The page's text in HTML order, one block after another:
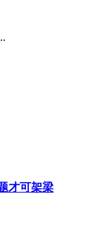
才可架梁